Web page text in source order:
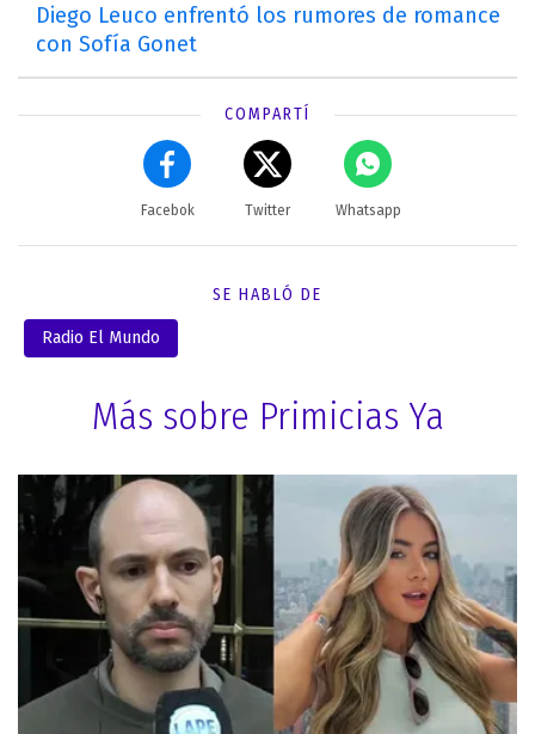
Diego Leuco enfrentó los rumores de romance
con Sofía Gonet
COMPARTÍ
Facebok Twitter Whatsapp
SE HABLÓ DE
Radio El Mundo
Más sobre Primicias Ya